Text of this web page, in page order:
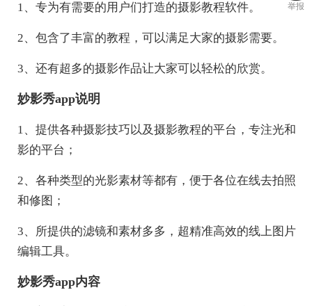
1、专为有需要的用户们打造的摄影教程软件。
2、包含了丰富的教程，可以满足大家的摄影需要。
3、还有超多的摄影作品让大家可以轻松的欣赏。
妙影秀app说明
1、提供各种摄影技巧以及摄影教程的平台，专注光和
影的平台；
2、各种类型的光影素材等都有，便于各位在线去拍照
和修图；
3、所提供的滤镜和素材多多，超精准高效的线上图片
编辑工具。
妙影秀app内容
举报